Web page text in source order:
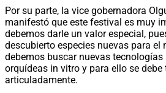
Por su parte, la vice gobernadora
manifestó que este festival es muy
debemos darle un valor especial,
descubierto especies nuevas para el
debemos buscar nuevas tecnologías
orquídeas in vitro y para ello se debe
articuladamente.